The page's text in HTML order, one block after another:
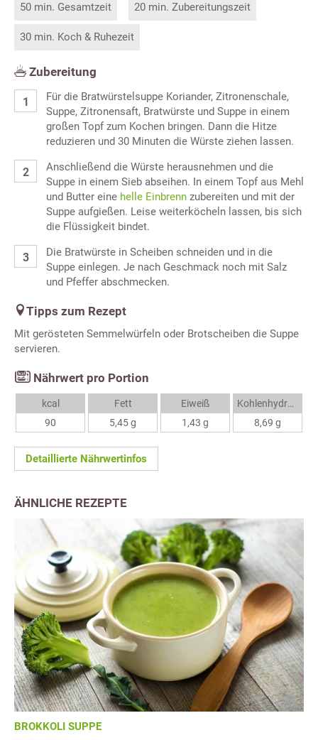
50 min. Gesamtzeit 20 min. Zubereitungszeit
30 min. Koch & Ruhezeit
Zubereitung
Für die Bratwürstelsuppe Koriander, Zitronenschale,
Suppe, Zitronensaft, Bratwürste und Suppe in einem
großen Topf zum Kochen bringen. Dann die Hitze
reduzieren und 30 Minuten die Würste ziehen lassen.
Anschließend die Würste herausnehmen und die
Suppe in einem Sieb abseihen. In einem Topf aus Mehl
und Butter eine helle Einbrenn zubereiten und mit der
Suppe aufgießen. Leise weiterköcheln lassen, bis sich
die Flüssigkeit bindet.
Die Bratwürste in Scheiben schneiden und in die
Suppe einlegen. Je nach Geschmack noch mit Salz
und Pfeffer abschmecken.
Tipps zum Rezept
Mit gerösteten Semmelwürfeln oder Brotscheiben die Suppe
servieren.
Nährwert pro Portion
kcal
90
Fett
5,45 g
Eiweiß
1,43 g
Kohlenhydrate
8,69 g
Detaillierte Nährwertinfos
ÄHNLICHE REZEPTE
BROKKOLI SUPPE